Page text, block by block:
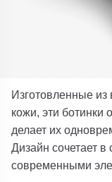
Изготовленные из
кожи, эти
делает их
Дизайн сочетает в
современными